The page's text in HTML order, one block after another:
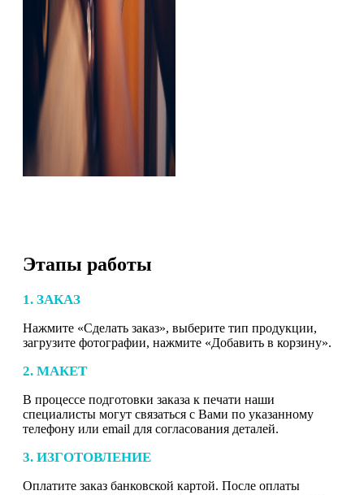
Этапы работы
1. ЗАКАЗ
Нажмите «Сделать заказ», выберите тип продукции,
загрузите фотографии, нажмите «Добавить в корзину».
2. МАКЕТ
В процессе подготовки заказа к печати наши
специалисты могут связаться с Вами по указанному
телефону или email для согласования деталей.
3. ИЗГОТОВЛЕНИЕ
Оплатите заказ банковской картой. После оплаты